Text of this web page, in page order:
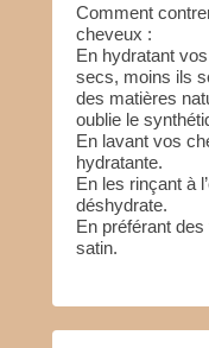
Comment
cheveux :
En hydratant
secs, moins ils
des matières
oublie le
En lavant vos
hydratante.
En les rinçant à
déshydrate.
En préférant des
satin.